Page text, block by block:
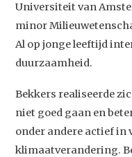
Universiteit van
minor
Al op jonge leeftijd
duurzaamheid.
Bekkers realiseerde
niet goed gaan en
onder andere actief in
klimaatverandering.